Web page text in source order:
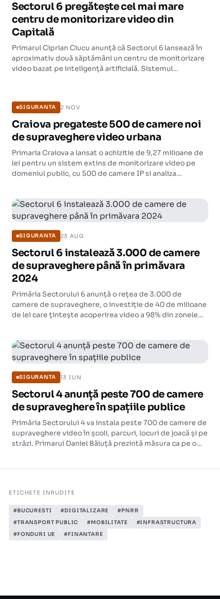
Sectorul 6 pregătește cel mai mare
centru de monitorizare video din
Capitală
Primarul Ciprian Ciucu anunță că Sectorul 6 lansează în
aproximativ două săptămâni un centru de monitorizare
video bazat pe inteligență artificială. Sistemul
SIGURANTA 2 NOV
Craiova pregateste 500 de camere noi
de supraveghere video urbana
Primaria Craiova a lansat o achizitie de 9,27 milioane de
lei pentru un sistem extins de monitorizare video pe
domeniul public, cu 500 de camere IP si analiza
SIGURANTA 23 AUG
Sectorul 6 instalează 3.000 de camere
de supraveghere până în primăvara
2024
Primăria Sectorului 6 anunță o rețea de 3.000 de
camere de supraveghere, o investiție de 40 de milioane
de lei care țintește acoperirea video a 98% din zonele
SIGURANTA 13 IUN
Sectorul 4 anunță peste 700 de camere
de supraveghere în spațiile publice
Primăria Sectorului 4 va instala peste 700 de camere de
supraveghere video în școli, parcuri, locuri de joacă și pe
străzi. Primarul Daniel Băluță prezintă măsura ca pe o
ETICHETE INRUDITE
#BUCURESTI #DIGITALIZARE
#PNRR
#TRANSPORT PUBLIC
#MOBILITATE
#INFRASTRUCTURA
#FONDURI UE
#FINANTARE